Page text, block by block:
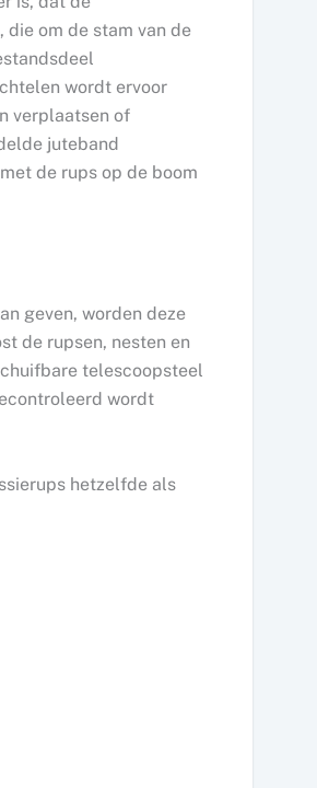
om de stam van de
wordt ervoor
verplaatsen of
juteband
de rups op de boom
geven, worden deze
de rupsen, nesten en
telescoopsteel
wordt
hetzelfde als